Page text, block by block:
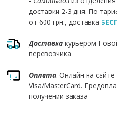
доставки 2-3 дня. По
от 600 грн., доставка
Доставка курьером
перевозчика
Оплата. Онлайн на
Visa/MasterCard.
получении заказа.